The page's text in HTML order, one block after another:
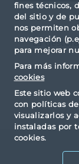
fines técnicos,
del sitio y de
nos permiten
navegación
para mejorar
Para más
cookies
Este sitio web
con políticas
visualizarlos y
instaladas por
cookies.
La